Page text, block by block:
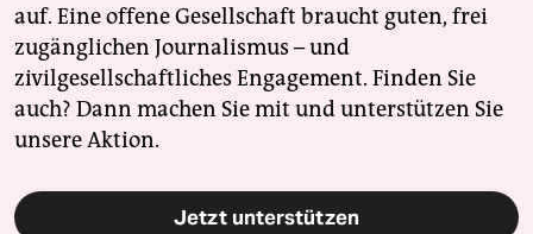
auf. Eine offene Gesellschaft braucht guten, frei
zugänglichen Journalismus – und
zivilgesellschaftliches Engagement. Finden Sie
auch? Dann machen Sie mit und unterstützen Sie
unsere Aktion.
Jetzt unterstützen